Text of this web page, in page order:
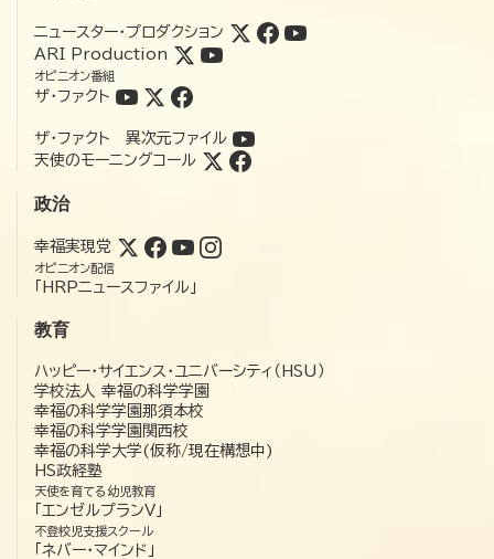
ニュースター・プロダクション
ARI Production
オピニオン番組
ザ・ファクト
ザ・ファクト 異次元ファイル
天使のモーニングコール
政治
幸福実現党
オピニオン配信
「HRPニュースファイル」
教育
ハッピー・サイエンス・ユニバーシティ（HSU）
学校法人 幸福の科学学園
幸福の科学学園那須本校
幸福の科学学園関西校
幸福の科学大学(仮称/現在構想中)
HS政経塾
天使を育てる幼児教育
「エンゼルプランV」
不登校児支援スクール
「ネバー・マインド」